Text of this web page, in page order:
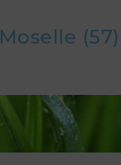
Moselle (57)